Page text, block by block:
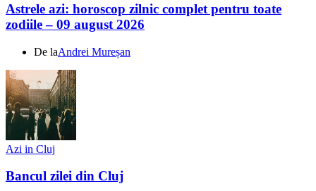
Astrele azi: horoscop zilnic complet pentru toate
zodiile – 09 august 2026
De laAndrei Mureșan
Azi in Cluj
Bancul zilei din Cluj